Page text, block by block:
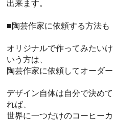
出来ます。
■陶芸作家に依頼する方法も
オリジナルで作ってみたい
いう方は、
陶芸作家に依頼してオーダ
デザイン自体は自分で決め
れば、
世界に一つだけのコーヒー